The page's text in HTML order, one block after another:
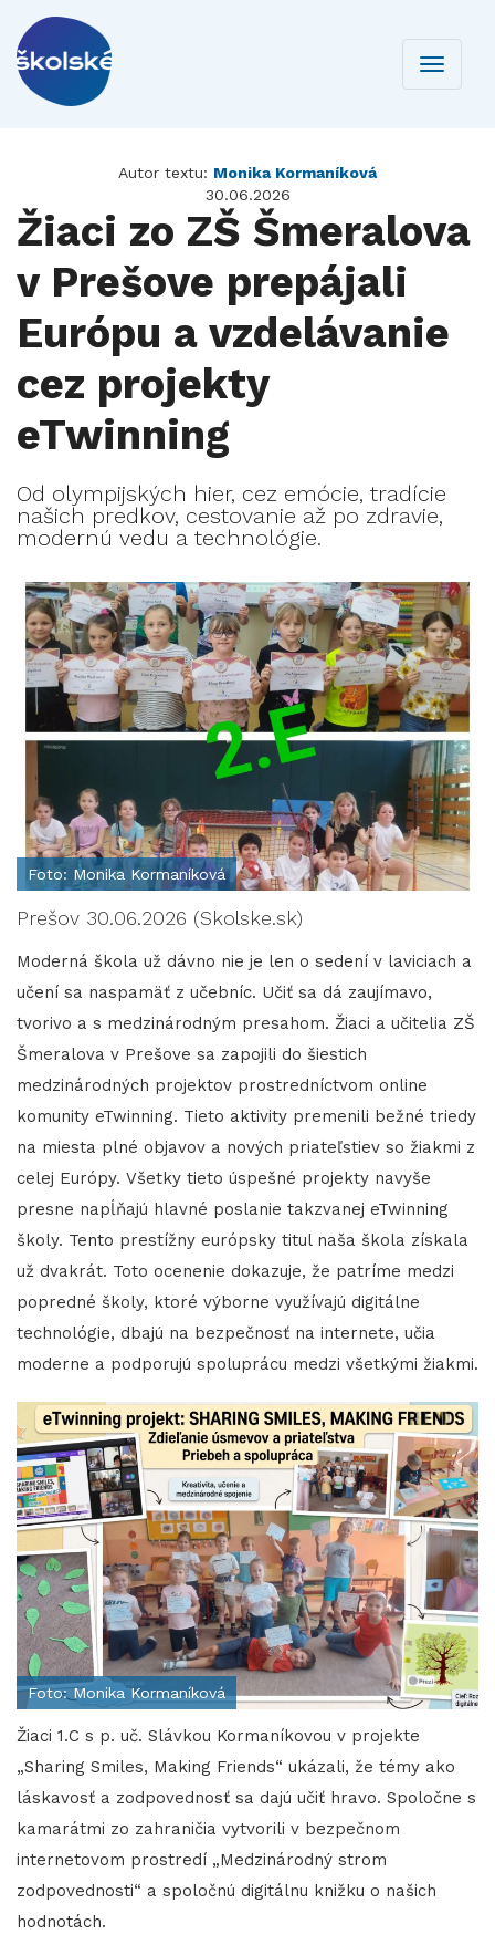
Toggle
Autor textu: Monika Kormaníková
30.06.2026
Žiaci zo ZŠ Šmeralova
v Prešove prepájali
Európu a vzdelávanie
cez projekty
eTwinning
Od olympijských hier, cez emócie, tradície
našich predkov, cestovanie až po zdravie,
modernú vedu a technológie.
Foto: Monika Kormaníková
Prešov 30.06.2026 (Skolske.sk)
Moderná škola už dávno nie je len o sedení v laviciach a
učení sa naspamäť z učebníc. Učiť sa dá zaujímavo,
tvorivo a s medzinárodným presahom. Žiaci a učitelia ZŠ
Šmeralova v Prešove sa zapojili do šiestich
medzinárodných projektov prostredníctvom online
komunity eTwinning. Tieto aktivity premenili bežné triedy
na miesta plné objavov a nových priateľstiev so žiakmi z
celej Európy. Všetky tieto úspešné projekty navyše
presne napĺňajú hlavné poslanie takzvanej eTwinning
školy. Tento prestížny európsky titul naša škola získala
už dvakrát. Toto ocenenie dokazuje, že patríme medzi
popredné školy, ktoré výborne využívajú digitálne
technológie, dbajú na bezpečnosť na internete, učia
moderne a podporujú spoluprácu medzi všetkými žiakmi.
Foto: Monika Kormaníková
Žiaci 1.C s p. uč. Slávkou Kormaníkovou v projekte
„Sharing Smiles, Making Friends“ ukázali, že témy ako
láskavosť a zodpovednosť sa dajú učiť hravo. Spoločne s
kamarátmi zo zahraničia vytvorili v bezpečnom
internetovom prostredí „Medzinárodný strom
zodpovednosti“ a spoločnú digitálnu knižku o našich
hodnotách.